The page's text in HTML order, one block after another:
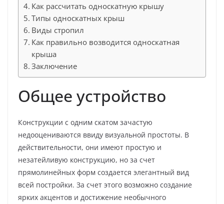
Как рассчитать односкатную крышу
Типы односкатных крыш
Виды стропил
Как правильно возводится односкатная
крыша
Заключение
Общее устройство
Конструкции с одним скатом зачастую
недооцениваются ввиду визуальной простоты. В
действительности, они имеют простую и
незатейливую конструкцию, но за счет
прямолинейных форм создается элегантный вид
всей постройки. За счет этого возможно создание
ярких акцентов и достижение необычного